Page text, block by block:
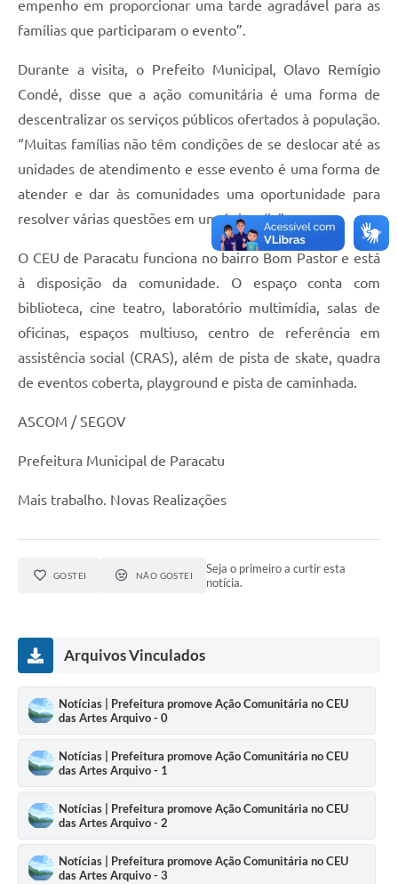
empenho em proporcionar uma tarde agradável para as
famílias que participaram o evento”.
Durante a visita, o Prefeito Municipal, Olavo Remígio
Condé, disse que a ação comunitária é uma forma de
descentralizar os serviços públicos ofertados à população.
“Muitas famílias não têm condições de se deslocar até as
unidades de atendimento e esse evento é uma forma de
atender e dar às comunidades uma oportunidade para
resolver várias questões em um único dia”.
O CEU de Paracatu funciona no bairro Bom Pastor e está
à disposição da comunidade. O espaço conta com
biblioteca, cine teatro, laboratório multimídia, salas de
oficinas, espaços multiuso, centro de referência em
assistência social (CRAS), além de pista de skate, quadra
de eventos coberta, playground e pista de caminhada.
ASCOM / SEGOV
Prefeitura Municipal de Paracatu
Mais trabalho. Novas Realizações
GOSTEI NÃO GOSTEI
Seja o primeiro a curtir esta
notícia.
Arquivos Vinculados
Notícias | Prefeitura promove Ação Comunitária no CEU
das Artes Arquivo - 0
Notícias | Prefeitura promove Ação Comunitária no CEU
das Artes Arquivo - 1
Notícias | Prefeitura promove Ação Comunitária no CEU
das Artes Arquivo - 2
Notícias | Prefeitura promove Ação Comunitária no CEU
das Artes Arquivo - 3